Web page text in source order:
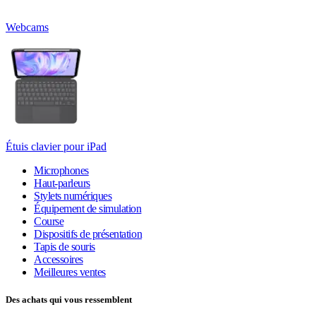
Webcams
Étuis clavier pour iPad
Microphones
Haut-parleurs
Stylets numériques
Équipement de simulation
Course
Dispositifs de présentation
Tapis de souris
Accessoires
Meilleures ventes
Des achats qui vous ressemblent